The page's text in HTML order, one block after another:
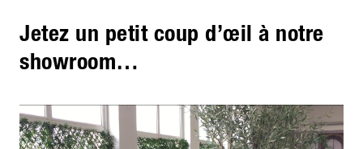
Jetez un petit coup d’œil à notre
showroom…